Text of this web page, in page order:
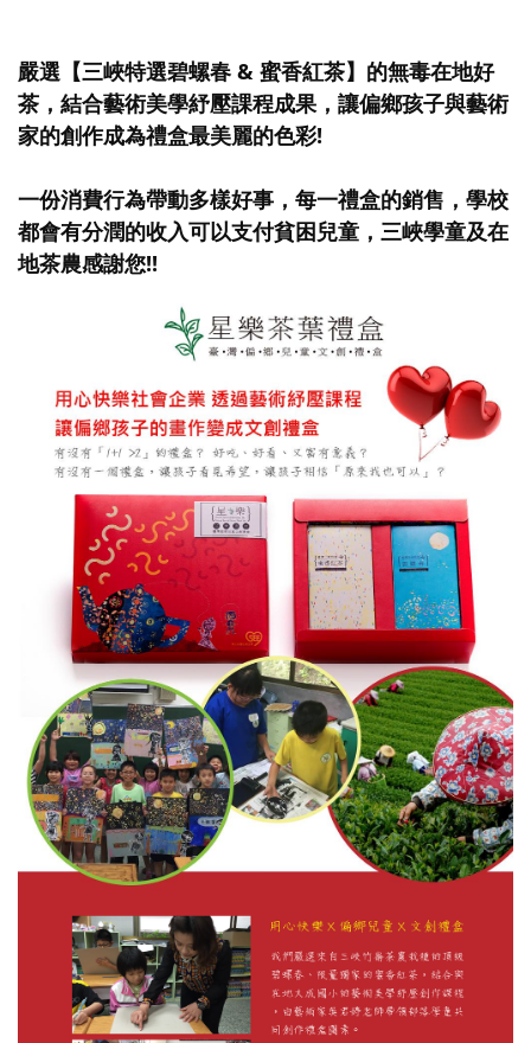
嚴選【三峽特選碧螺春 & 蜜香紅茶】的無毒在地好
茶，結合藝術美學紓壓課程成果，讓偏鄉孩子與藝術
家的創作成為禮盒最美麗的色彩!
一份消費行為帶動多樣好事，每一禮盒的銷售，學校
都會有分潤的收入可以支付貧困兒童，三峽學童及在
地茶農感謝您!!